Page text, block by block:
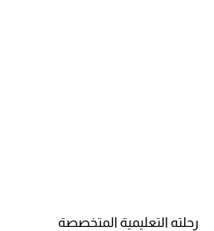
رحلته التعليمية المتخصصة